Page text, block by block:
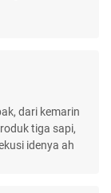
dari kemarin
tiga sapi,
idenya ah